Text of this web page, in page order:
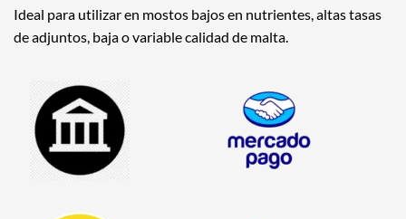
Ideal para utilizar en mostos bajos en nutrientes, altas tasas
de adjuntos, baja o variable calidad de malta.